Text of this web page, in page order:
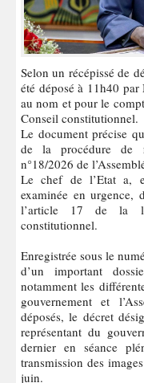
Selon un récépissé de dépôt daté du 6 juillet 2026, le recours a
été déposé à 11h40
au nom et pour le
Conseil constitutionnel.
Le document précise
de la procédure de
n°18/2026 de
Le chef de l’Etat a,
examinée en
l’article 17 de la
constitutionnel.
Enregistrée sous le
d’un important
notamment les
gouvernement et
déposés, le décret
représentant du
dernier en séance
transmission des
juin.